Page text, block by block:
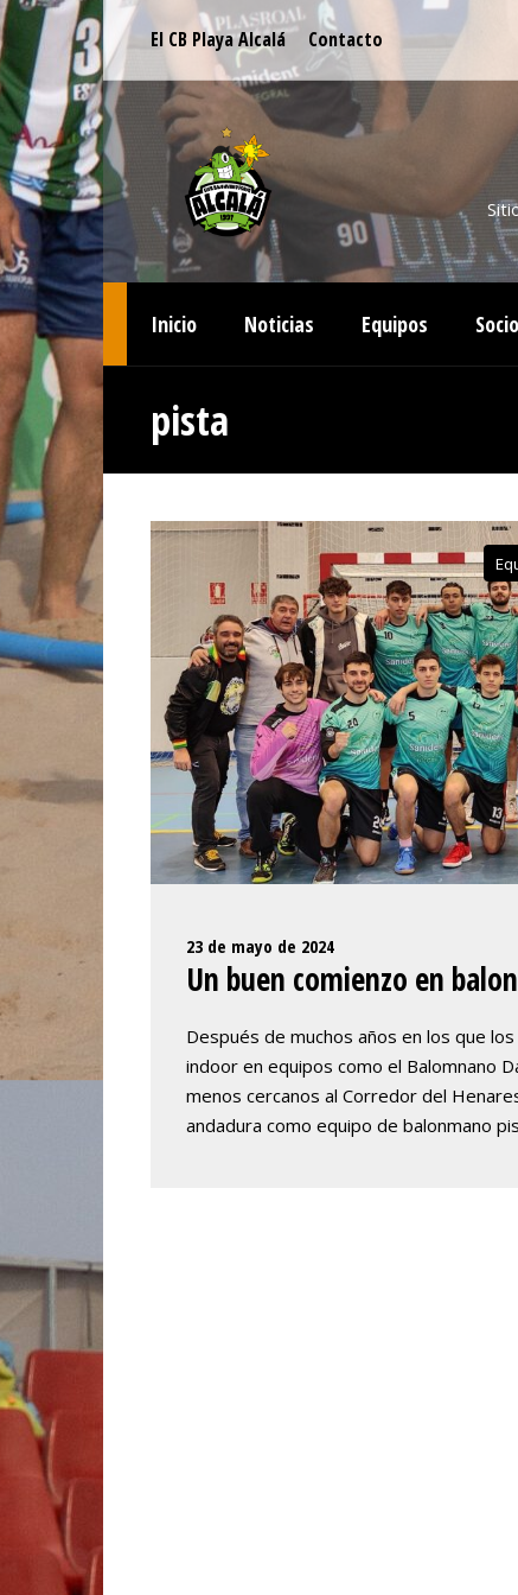
El CB Playa Alcalá Contacto
Inicio Noticias Equipos
pista
23 de mayo de 2024
Un buen comienzo en
Después de muchos años en los que
indoor en equipos como el Balomnano
menos cercanos al Corredor del
andadura como equipo de balonmano